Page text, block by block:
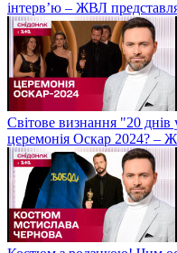
інтерв’ю – ЖВЛ
Світове визнання "20
церемонія Оскар 2024? –